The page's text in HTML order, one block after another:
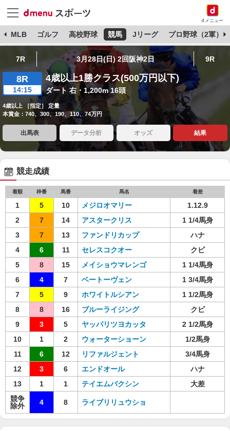
dメニュー
MLB ゴルフ 高校野球 競馬 Jリーグ プロ野球（2軍）
7R 3月28日(日) 2回阪神2日 9R
8R
14:15
4歳以上1勝クラス(500万円以下)
ダート 右・1,200m 16頭
4歳以上 ［指定］ 定量
本賞金：740、300、190、110、74万円
出馬表 データ分析 オッズ 結果
競走成績
着順 枠番 馬番 馬名 着差
1 5 10 メジロオマリー
1.12.9
2
7 14 アスタークリス
1 1/4馬身
3
7 13 ファンドリカップ
ハナ
4
6 11 セレスコクオー
クビ
5
8 15 メイショウマレンゴ
1 1/4馬身
6
4 7 ベートーヴェン
1 3/4馬身
7
5 9 ホワイトルシアン
1 1/2馬身
8
8 16 ブルーライジング
クビ
9
3 5 ヤッパリツヨカッタ
2 1/2馬身
10
1 2 ウォーターショーン
1/2馬身
11
6 12 リファルジェント
3/4馬身
12
3 6 エンドオール
ハナ
13
1 1 テイエムバクシン
大差
競争
除外
4 8 ライブリリュウショ